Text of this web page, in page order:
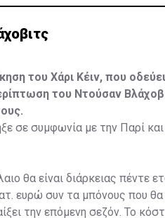
του Χάρι Κέιν, που
του Ντούσαν
σε συμφωνία με την Παρί και
θα είναι διάρκειας πέντε
ευρώ συν τα μπόνους που θα
την επόμενη σεζόν. Το